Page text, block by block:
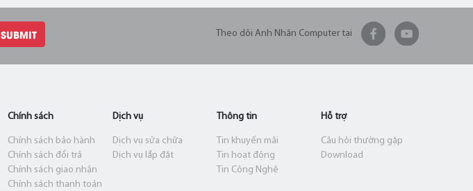
SUBMIT Theo dõi Anh Nhân Computer tại
Chính sách
Chính sách bảo hành
Chính sách đổi trả
Chính sách giao nhận
Chính sách thanh toán
Dịch vụ
Dịch vụ sửa chữa
Dịch vụ lắp đặt
Thông tin
Tin khuyến mãi
Tin hoạt động
Tin Công Nghệ
Hỗ trợ
Câu hỏi thường gặp
Download